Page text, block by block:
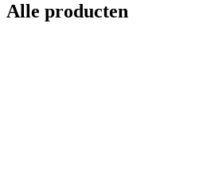
Alle producten